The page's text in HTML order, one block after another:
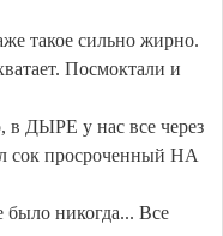
такое сильно жирно.
Посмоктали и
в ДЫРЕ у нас все через
сок просроченный НА
было никогда... Все